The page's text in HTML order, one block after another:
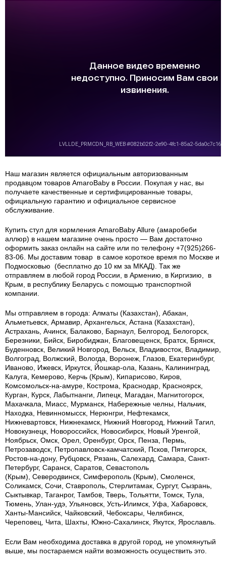
Наш магазин является официальным авторизованным
продавцом товаров AmaroBaby в России.
Покупая у нас, вы
получаете качественные и сертифицированные товары,
официальную гарантию и официальное сервисное
обслуживание.
Купить стул для кормления AmaroBaby Allure (амаробеби
аллюр) в нашем магазине очень просто — Вам достаточно
оформить заказ онлайн на сайте или по телефону +7(925)266-
83-06. Мы доставим товар в самое короткое время по Москве и
Подмосковью (бесплатно до 10 км за МКАД). Так же
отправляем в любой город России, в Армению, в Киргизию, в
Крым, в республику Беларусь с помощью транспортной
компании.
Мы отправляем в города: Алматы (Казахстан), Абакан,
Альметьевск, Армавир, Архангельск, Астана (Казахстан),
Астрахань, Ачинск, Балаково, Барнаул, Белгород, Белогорск,
Березники, Бийск, Биробиджан, Благовещенск, Братск, Брянск,
Буденновск, Великий Новгород, Вельск, Владивосток, Владимир,
Волгоград, Волжский, Вологда, Воронеж, Глазов, Екатеринбург,
Иваново, Ижевск, Иркутск, Йошкар-ола, Казань, Калининград,
Калуга, Кемерово, Керчь (Крым), Кипарисово, Киров,
Комсомольск-на-амуре, Кострома, Краснодар, Красноярск,
Курган, Курск, Лабытнанги, Липецк, Магадан, Магнитогорск,
Махачкала, Миасс, Мурманск, Набережные челны, Нальчик,
Находка, Невинномысск, Нерюнгри, Нефтекамск,
Нижневартовск, Нижнекамск, Нижний Новгород, Нижний Тагил,
Новокузнецк, Новороссийск, Новосибирск, Новый Уренгой,
Ноябрьск, Омск, Орел, Оренбург, Орск, Пенза, Пермь,
Петрозаводск, Петропавловск-камчатский, Псков, Пятигорск,
Ростов-на-дону, Рубцовск, Рязань, Салехард, Самара, Санкт-
Петербург, Саранск, Саратов, Севастополь
(Крым), Северодвинск, Симферополь (Крым), Смоленск,
Соликамск, Сочи, Ставрополь, Стерлитамак, Сургут, Сызрань,
Сыктывкар, Таганрог, Тамбов, Тверь, Тольятти, Томск, Тула,
Тюмень, Улан-удэ, Ульяновск, Усть-Илимск, Уфа, Хабаровск,
Ханты-Мансийск, Чайковский, Чебоксары, Челябинск,
Череповец, Чита, Шахты, Южно-Сахалинск, Якутск, Ярославль.
Если Вам необходима доставка в другой город, не упомянутый
выше, мы постараемся найти возможность осуществить это.